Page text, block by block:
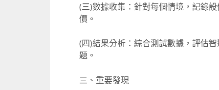
(三)數據收集：針對每個情境，記錄
價。
(四)結果分析：綜合測試數據， 評估
題。
三、重要發現